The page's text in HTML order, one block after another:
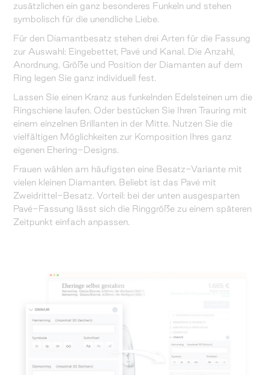
zusätzlichen ein ganz besonderes Funkeln und stehen
symbolisch für die unendliche Liebe.
Für den Diamantbesatz stehen drei Arten für die Fassung
zur Auswahl: Eingebettet, Pavé und Kanal. Die Anzahl,
Anordnung, Größe und Position der Diamanten auf dem
Ring legen Sie ganz individuell fest.
Lassen Sie einen Kranz aus funkelnden Edelsteinen um die
Ringschiene laufen. Oder bestücken Sie Ihren Trauring mit
einem einzelnen Brillanten in der Mitte. Nutzen Sie die
vielfältigen Möglichkeiten zur Komposition Ihres ganz
eigenen Ehering-Designs.
Frauen wählen am häufigsten eine Besatz-Variante mit
vielen kleinen Diamanten. Beliebt ist das Pavé mit
Zweidrittel-Besatz. Vorteil: bei der unten ausgesparten
Pavé-Fassung lässt sich die Ringgröße zu einem späteren
Zeitpunkt einfach anpassen.